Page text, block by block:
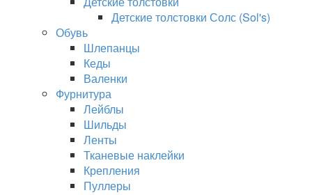
Детские толстовки Солс (Sol's)
Обувь
Шлепанцы
Кеды
Валенки
Фурнитура
Лейблы
Шильды
Ленты
Тканевые наклейки
Крепления
Пуллеры